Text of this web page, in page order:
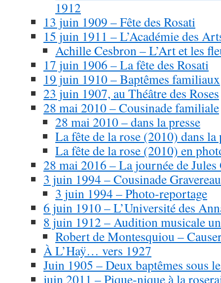
1912
13 juin 1909 – Fête des Rosati
15 juin 1911 – L’Académie des
Achille Cesbron – L’Art et les
17 juin 1906 – La fête des Rosati
19 juin 1910 – Baptêmes familiaux
23 juin 1907, au Théâtre des Roses
28 mai 2010 – Cousinade familiale
28 mai 2010 – dans la presse
La fête de la rose (2010) dans la
La fête de la rose (2010) en
28 mai 2016 – La journée de Jules
3 juin 1994 – Cousinade
3 juin 1994 – Photo-reportage
6 juin 1910 – L’Université des
8 juin 1912 – Audition musicale
Robert de Montesquiou –
À L’Haÿ… vers 1927
Juin 1905 – Deux baptêmes sous
juin 2011 – Pique-nique à la